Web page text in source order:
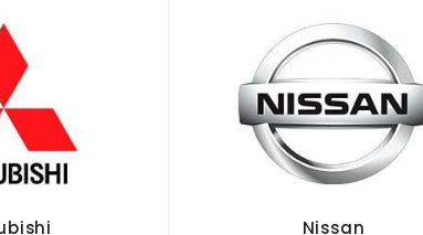
Nissan